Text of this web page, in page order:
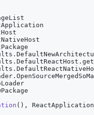
.
. DefaultReactHost .
.
.
( ) ,